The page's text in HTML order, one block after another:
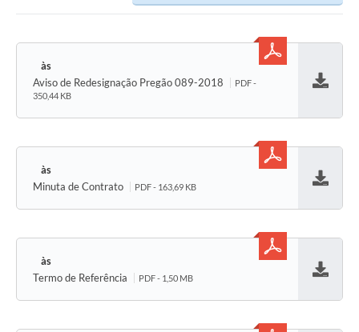
Aviso de Redesignação Pregão 089-2018
PDF -
350,44 KB
Minuta de Contrato PDF - 163,69 KB
Termo de Referência PDF - 1,50 MB